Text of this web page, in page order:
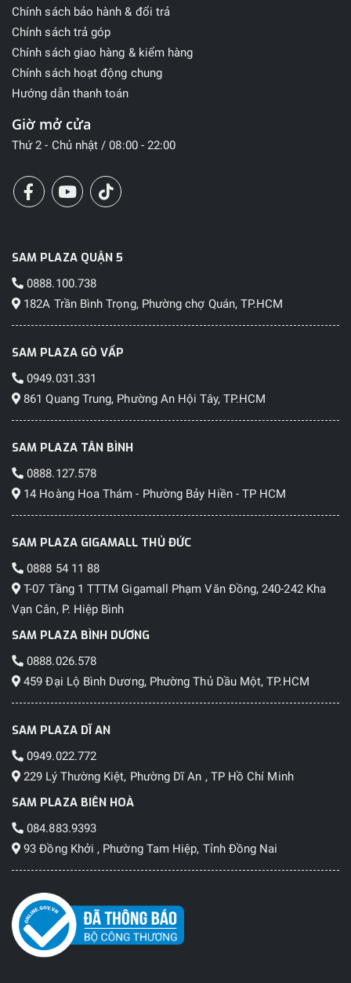
Chính sách bảo hành & đổi trả
Chính sách trả góp
Chính sách giao hàng & kiểm hàng
Chính sách hoạt động chung
Hướng dẫn thanh toán
Giờ mở cửa
Thứ 2 - Chủ nhật / 08:00 - 22:00
SAM PLAZA QUẬN 5
0888.100.738
182A Trần Bình Trọng, Phường chợ Quán, TP.HCM
SAM PLAZA GÒ VẤP
0949.031.331
861 Quang Trung, Phường An Hội Tây, TP.HCM
SAM PLAZA TÂN BÌNH
0888.127.578
14 Hoàng Hoa Thám - Phường Bảy Hiền - TP HCM
SAM PLAZA GIGAMALL THỦ ĐỨC
0888 54 11 88
T-07 Tầng 1 TTTM Gigamall Phạm Văn Đồng, 240-242 Kha
Vạn Cân, P. Hiệp Bình
SAM PLAZA BÌNH DƯƠNG
0888.026.578
459 Đại Lộ Bình Dương, Phường Thủ Dầu Một, TP.HCM
SAM PLAZA DĨ AN
0949.022.772
229 Lý Thường Kiệt, Phường Dĩ An , TP Hồ Chí Minh
SAM PLAZA BIÊN HOÀ
084.883.9393
93 Đồng Khởi , Phường Tam Hiệp, Tỉnh Đồng Nai